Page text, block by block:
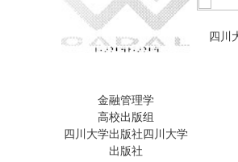
金融管理学
高校出版组
四川大学出版社四川大学
出版社
四川